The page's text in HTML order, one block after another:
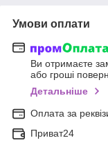
Умови оплати
Ви отримаєте
або гроші
Детальніше
Оплата за
Приват24